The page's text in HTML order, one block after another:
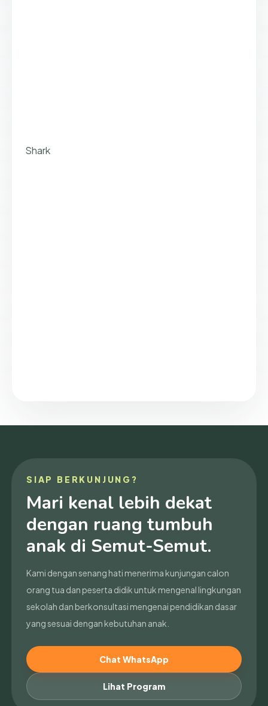
Shark
SIAP BERKUNJUNG?
Mari kenal lebih dekat
dengan ruang tumbuh
anak di Semut-Semut.
Kami dengan senang hati menerima kunjungan calon
orang tua dan peserta didik untuk mengenal lingkungan
sekolah dan berkonsultasi mengenai pendidikan dasar
yang sesuai dengan kebutuhan anak.
Chat WhatsApp
Lihat Program